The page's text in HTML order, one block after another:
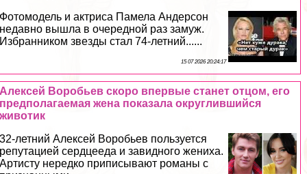
Фотомодель и актриса Памела Андерсон
недавно вышла в очередной раз замуж.
Избранником звезды стал 74-летний......
15 07 2026 20:24:17
Алексей Воробьев скоро впервые станет отцом, его
предполагаемая жена показала округлившийся
животик
32-летний Алексей Воробьев пользуется
репутацией сердцееда и завидного жениха.
Артисту нередко приписывают романы с